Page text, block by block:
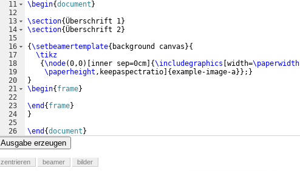
11
12
13
14
15
16
17
18
19
20
21
22
23
24
25
26
\begin{document }
\section{Überschrift 1}
\section{Überschrift 2}
{\setbeamertemplate{ background canvas }{
\tikz
{\node(0,0) inner sep=0cm {\includegraphics width=\paperwidth
\paperheight ,keepaspectratio {example-image-a}} ; }
}
\begin{ frame}
\end { frame}
}
\end {document }
Ausgabe erzeugen
zentrieren beamer bilder